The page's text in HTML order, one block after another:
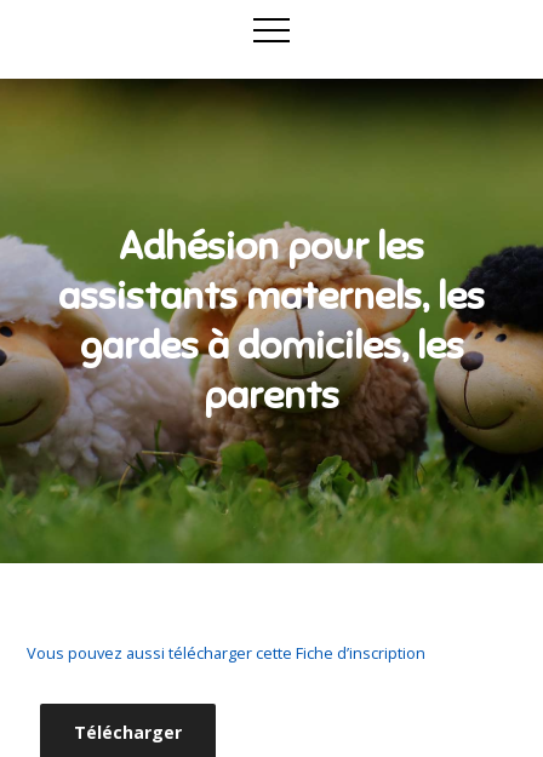
Adhésion pour les
assistants maternels, les
gardes à domiciles, les
parents
Vous pouvez aussi télécharger cette Fiche d’inscription
Télécharger